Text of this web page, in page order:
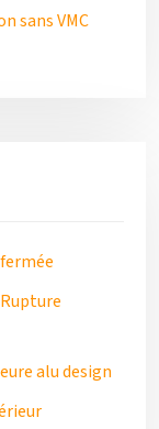
sans VMC
alu design